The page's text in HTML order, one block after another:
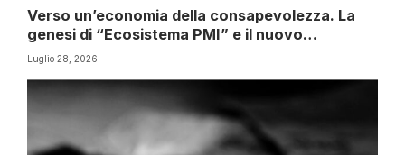
Verso un’economia della consapevolezza. La
genesi di “Ecosistema PMI” e il nuovo
paradigma della Governance d’impresa
Luglio 28, 2026